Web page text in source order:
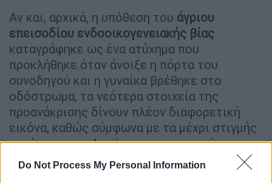
Do Not Process My Personal Information
Αν και, αρχικά, η υπόθεση του άγριου
επεισοδίου ενδοοικογενειακής βίας
καταγράφηκε ως ένα ατύχημα που
προκλήθηκε όταν άνοιξε η πόρτα του
συνοδηγού και η γυναίκα βρέθηκε στο
οδόστρωμα, τα νεότερα στοιχεία της
προανάκρισης δίνουν πλέον διαφορετική
εικόνα, καθώς σύμφωνα με τα μέχρι στιγμής
ευρήματα των Αρχών, ο τραυματισμός της
δεν φαίνεται να οφείλεται σε απλή πτώση,
παράσυρση από το ίδιο το όχημα